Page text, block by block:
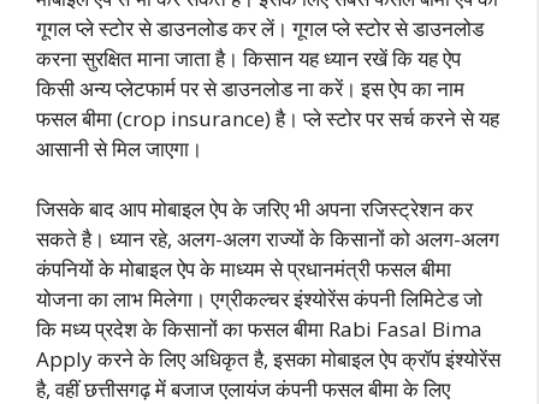
गूगल प्ले स्टोर से डाउनलोड कर लें। गूगल प्ले स्टोर से डाउनलोड
करना सुरक्षित माना जाता है। किसान यह ध्यान रखें कि यह ऐप
किसी अन्य प्लेटफार्म पर से डाउनलोड ना करें। इस ऐप का नाम
फसल बीमा (crop insurance) है। प्ले स्टोर पर सर्च करने से यह
आसानी से मिल जाएगा।
जिसके बाद आप मोबाइल ऐप के जरिए भी अपना रजिस्ट्रेशन कर
सकते है। ध्यान रहे, अलग-अलग राज्यों के किसानों को अलग-अलग
कंपनियों के मोबाइल ऐप के माध्यम से प्रधानमंत्री फसल बीमा
योजना का लाभ मिलेगा। एग्रीकल्चर इंश्योरेंस कंपनी लिमिटेड जो
कि मध्य प्रदेश के किसानों का फसल बीमा Rabi Fasal Bima
Apply करने के लिए अधिकृत है, इसका मोबाइल ऐप क्रॉप इंश्योरेंस
है, वहीं छत्तीसगढ़ में बजाज एलायंज कंपनी फसल बीमा के लिए